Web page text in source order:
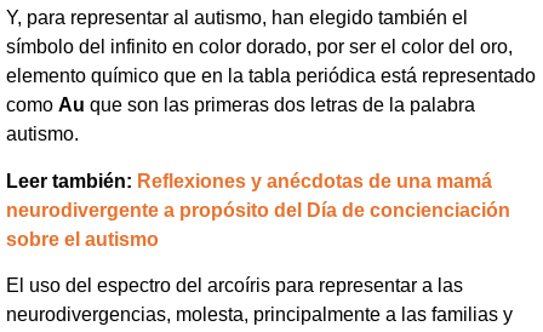
Y, para representar al autismo, han elegido también el
símbolo del infinito en color dorado, por ser el color del oro,
elemento químico que en la tabla periódica está representado
como Au que son las primeras dos letras de la palabra
autismo.
Leer también: Reflexiones y anécdotas de una mamá
neurodivergente a propósito del Día de concienciación
sobre el autismo
El uso del espectro del arcoíris para representar a las
neurodivergencias, molesta, principalmente a las familias y